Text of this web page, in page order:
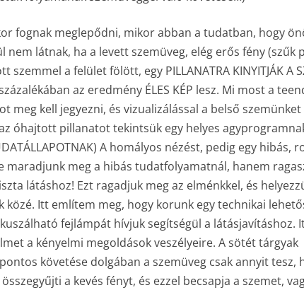
fognak meglepődni, mikor abban a tudatban, hogy
nem látnak, ha a levett szemüveg, elég erős fény (szűk
szemmel a felület fölött, egy PILLANATRA KINYITJÁK A
az eredmény ÉLES KÉP lesz. Mi most a
meg kell jegyezni, és vizualizálással a belső szemünket
óhajtott pillanatot tekintsük egy helyes
A homályos nézést, pedig egy hibás,
maradjunk meg a hibás tudatfolyamatnál, hanem
látáshoz! Ezt ragadjuk meg az elménkkel, és
közé. Itt említem meg, hogy korunk egy technikai
fejlámpát hívjuk segítségül a látásjavításhoz.
a kényelmi megoldások veszélyeire. A sötét tárgyak
követése dolgában a szemüveg csak annyit tesz,
a kevés fényt, és ezzel becsapja a szemet,